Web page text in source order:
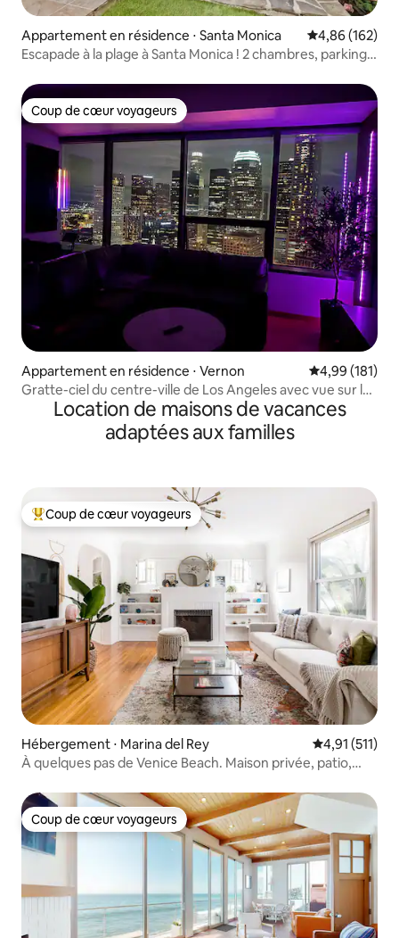
Appartement en résidence ⋅ Santa Monica Évaluation
4,86 (162)
Escapade à la plage à Santa Monica ! 2 chambres, parking
Coup de cœur voyageurs
Coup de cœur voyageurs
Appartement en résidence ⋅ Vernon Évaluation
4,99 (181)
Gratte-ciel du centre-ville de Los Angeles avec vue sur la
Location de maisons de vacances
adaptées aux familles
Coups de cœur voyageurs les plus appréciés
Coup de cœur voyageurs
Hébergement ⋅ Marina del Rey Évaluation
4,91 (511)
À quelques pas de Venice Beach. Maison privée, patio,
Coup de cœur voyageurs
Coup de cœur voyageurs